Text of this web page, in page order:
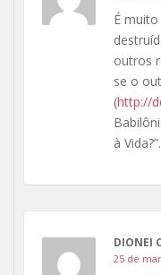
É
outros
se o
(http://
à
DIONEI
25 de